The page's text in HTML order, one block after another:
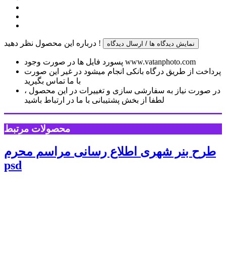
درباره این محصول نظر دهید ! نمایش دیدگاه ها / ارسال دیدگاه
پسورد فایل ها در صورت وجود www.vatanphoto.com
پرداخت از طریق درگاه بانکی انجام میشود در غیر این صورت
با ما تماس بگیرید
در صورت نیاز به سفارشی سازی و تغییرات در این محصول ،
لطفا از بخش پشتیبانی با ما در ارتباط باشید
محصولات مرتبط
طرح بنر شهری اطلاع رسانی مراسم محرم
psd